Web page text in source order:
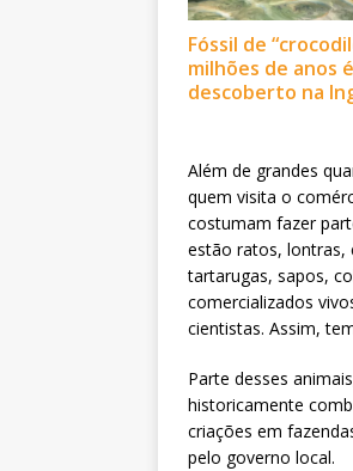
Fóssil de
milhões de anos é
descoberto na
Além de grandes
quem visita o
costumam fazer
estão ratos, lontras,
tartarugas, sapos,
comercializados
cientistas. Assim,
Parte desses
historicamente
criações em
pelo governo local.